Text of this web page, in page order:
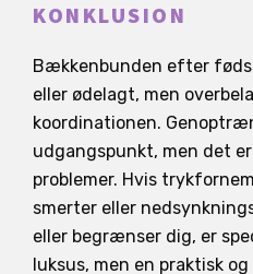
KONKLUSION
Bækkenbunden efter
eller ødelagt, men
koordinationen.
udgangspunkt, men det
problemer. Hvis
smerter eller
eller begrænser dig, er
luksus, men en praktisk